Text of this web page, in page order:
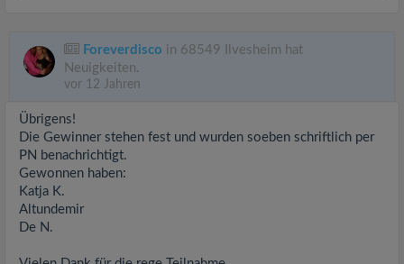
Foreverdisco in 68549 Ilvesheim hat
Neuigkeiten.
vor 12 Jahren
Übrigens!
Die Gewinner stehen fest und wurden soeben schriftlich per
PN benachrichtigt.
Gewonnen haben:
Katja K.
Altundemir
De N.